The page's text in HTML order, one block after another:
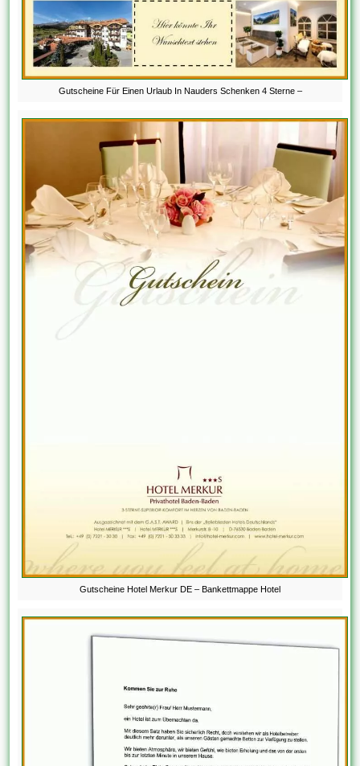
Gutscheine Für Einen Urlaub In Nauders Schenken 4 Sterne –
Gutscheine Hotel Merkur DE – Bankettmappe Hotel